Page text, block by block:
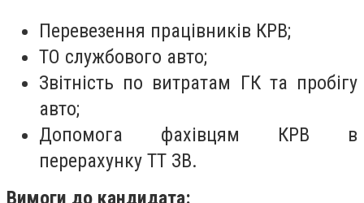
Перевезення працівників КРВ;
ТО службового авто;
Звітність по витратам ГК та пробігу
авто;
Допомога фахівцям КРВ в
перерахунку ТТ ЗВ.
Вимоги до кандидата: